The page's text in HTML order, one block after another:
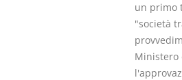
un primo
"società
Ministero